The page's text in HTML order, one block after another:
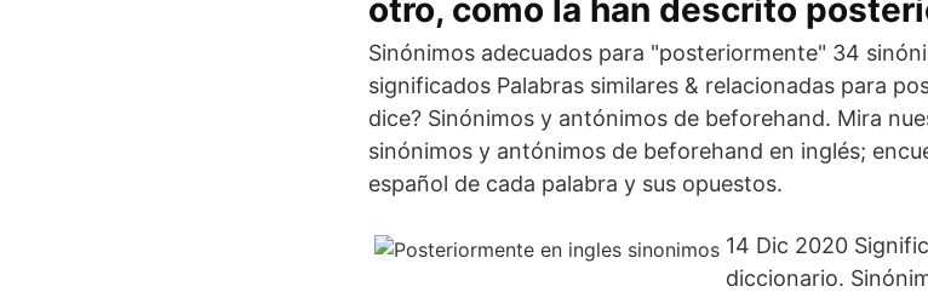
otro, como la han descrito
Sinónimos adecuados para "posteriormente" 34
significados Palabras similares & relacionadas para
dice? Sinónimos y antónimos de beforehand. Mira
sinónimos y antónimos de beforehand en inglés;
español de cada palabra y sus opuestos.
14 Dic 2020
diccionario.